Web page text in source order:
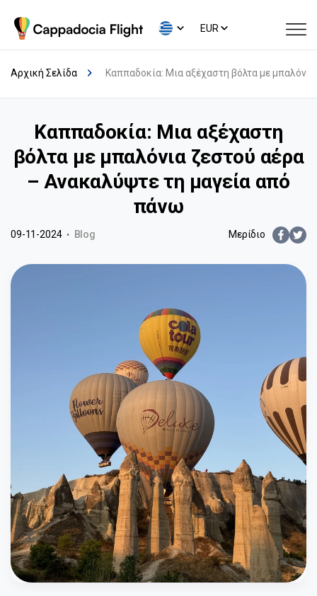
EUR
Αρχική Σελίδα Καππαδοκία: Μια αξέχαστη βόλτα με
Καππαδοκία: Μια αξέχαστη
βόλτα με μπαλόνια ζεστού αέρα
– Ανακαλύψτε τη μαγεία από
πάνω
09-11-2024 Blog Μερίδιο